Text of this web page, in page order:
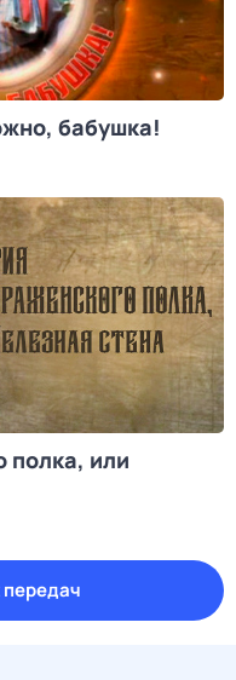
бабушка!
полка, или